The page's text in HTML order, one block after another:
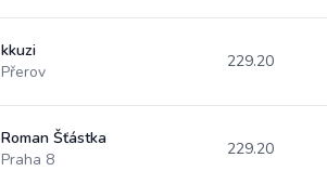
kkuzi
Přerov
229.20
Roman Šťástka
Praha 8
229.20